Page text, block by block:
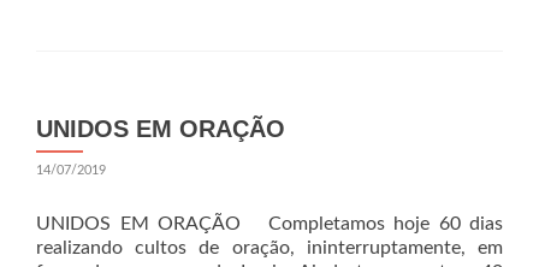
UNIDOS EM ORAÇÃO
14/07/2019
UNIDOS EM ORAÇÃO Completamos hoje 60 dias
realizando cultos de oração, ininterruptamente, em